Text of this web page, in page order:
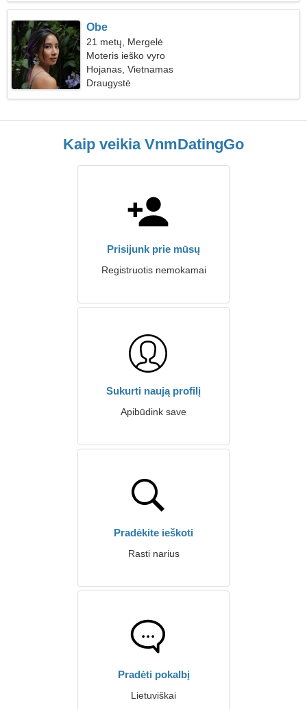
Obe
21 metų, Mergelė
Moteris ieško vyro
Hojanas, Vietnamas
Draugystė
Kaip veikia VnmDatingGo
Prisijunk prie mūsų
Registruotis nemokamai
Sukurti naują profilį
Apibūdink save
Pradėkite ieškoti
Rasti narius
Pradėti pokalbį
Lietuviškai